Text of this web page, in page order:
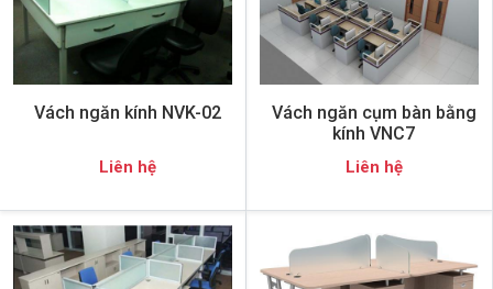
Vách ngăn kính NVK-02
Liên hệ
Vách ngăn cụm bàn bằng
kính VNC7
Liên hệ